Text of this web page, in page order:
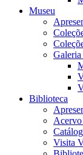
Museu
Biblioteca
Visita